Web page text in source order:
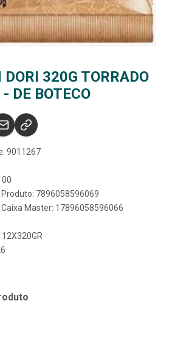
320G TORRADO
DE BOTECO
9011267
7896058596069
Master: 17896058596066